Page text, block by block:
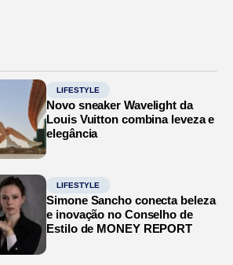
LIFESTYLE
Novo sneaker Wavelight da
Louis Vuitton combina leveza e
elegância
LIFESTYLE
Simone Sancho conecta beleza
e inovação no Conselho de
Estilo de MONEY REPORT